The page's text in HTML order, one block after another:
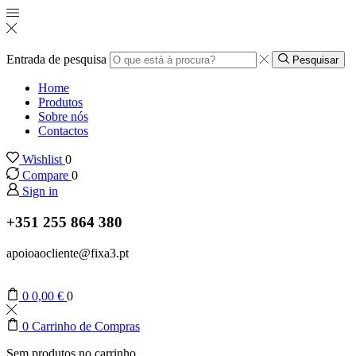
Entrada de pesquisa Pesquisar
Home
Produtos
Sobre nós
Contactos
Wishlist 0
Compare 0
Sign in
+351 255 864 380
apoioaocliente@fixa3.pt
0 0,00 € 0
0 Carrinho de Compras
Sem produtos no carrinho.